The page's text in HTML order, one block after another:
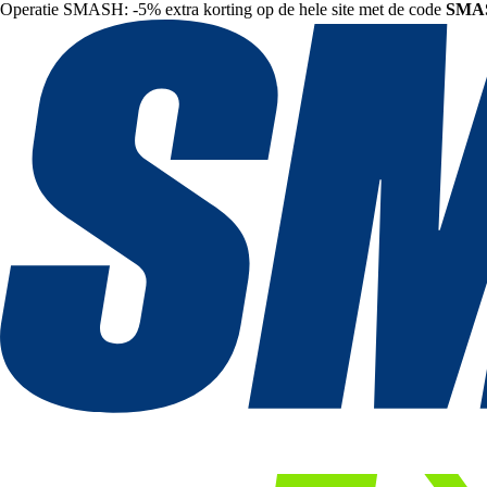
Operatie SMASH: -5% extra korting op de hele site met de code